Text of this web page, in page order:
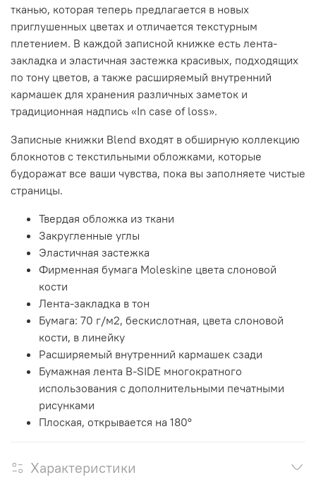
тканью, которая теперь предлагается в новых
приглушенных цветах и отличается текстурным
плетением. В каждой записной книжке есть лента-
закладка и эластичная застежка красивых, подходящих
по тону цветов, а также расширяемый внутренний
кармашек для хранения различных заметок и
традиционная надпись «In case of loss».
Записные книжки Blend входят в обширную коллекцию
блокнотов с текстильными обложками, которые
будоражат все ваши чувства, пока вы заполняете чистые
страницы.
Твердая обложка из ткани
Закругленные углы
Эластичная застежка
Фирменная бумага Moleskine цвета слоновой
кости
Лента-закладка в тон
Бумага: 70 г/м2, бескислотная, цвета слоновой
кости, в линейку
Расширяемый внутренний кармашек сзади
Бумажная лента B-SIDE многократного
использования с дополнительными печатными
рисунками
Плоская, открывается на 180°
Характеристики